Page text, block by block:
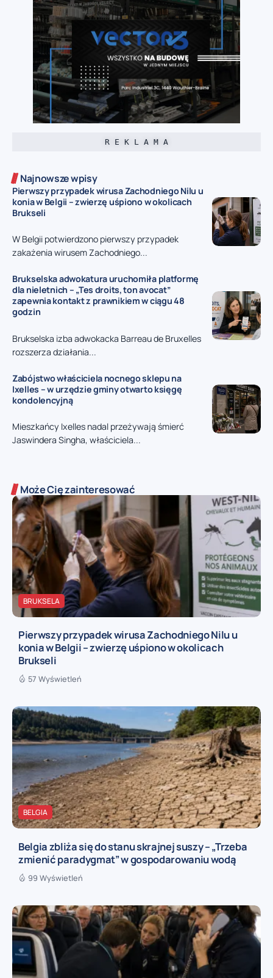
R E K L A M A
Najnowsze wpisy
Pierwszy przypadek wirusa Zachodniego Nilu u
konia w Belgii – zwierzę uśpiono w okolicach
Brukseli
W Belgii potwierdzono pierwszy przypadek
zakażenia wirusem Zachodniego...
Brukselska adwokatura uruchomiła platformę
dla nieletnich – „Tes droits, ton avocat”
zapewnia kontakt z prawnikiem w ciągu 48
godzin
Brukselska izba adwokacka Barreau de Bruxelles
rozszerza działania...
Zabójstwo właściciela nocnego sklepu na
Ixelles – w urzędzie gminy otwarto księgę
kondolencyjną
Mieszkańcy Ixelles nadal przeżywają śmierć
Jaswindera Singha, właściciela...
Może Cię zainteresować
BRUKSELA
Pierwszy przypadek wirusa Zachodniego Nilu u
konia w Belgii – zwierzę uśpiono w okolicach
Brukseli
57 Wyświetleń
BELGIA
Belgia zbliża się do stanu skrajnej suszy – „Trzeba
zmienić paradygmat” w gospodarowaniu wodą
99 Wyświetleń